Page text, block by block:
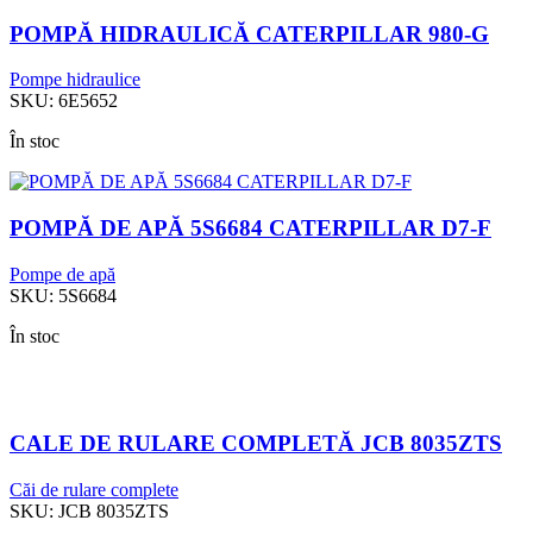
POMPĂ HIDRAULICĂ CATERPILLAR 980-G
Pompe hidraulice
SKU: 6E5652
În stoc
POMPĂ DE APĂ 5S6684 CATERPILLAR D7-F
Pompe de apă
SKU: 5S6684
În stoc
CALE DE RULARE COMPLETĂ JCB 8035ZTS
Căi de rulare complete
SKU: JCB 8035ZTS